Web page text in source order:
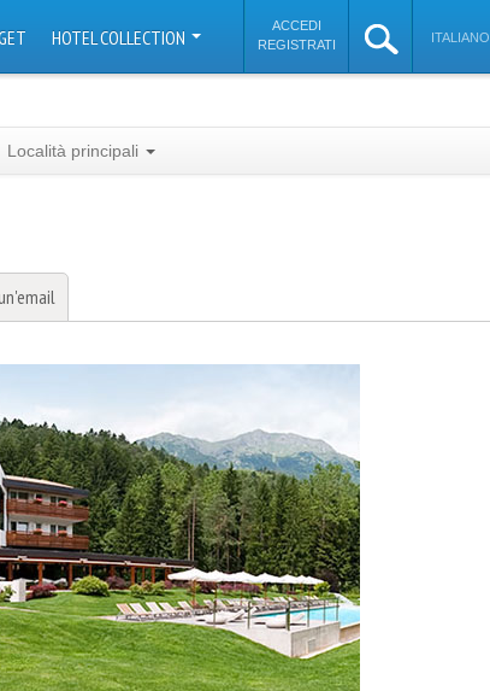
HOTEL COLLECTION
ACCEDI
REGISTRATI
ITALIANO
Località principali